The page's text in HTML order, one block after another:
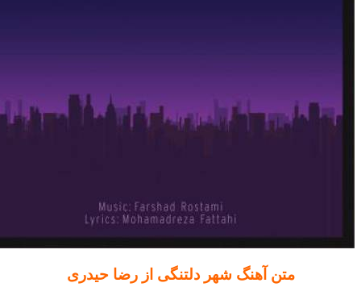
متن آهنگ شهر دلتنگی از رضا حیدری